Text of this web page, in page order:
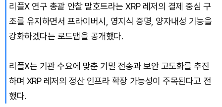
리플X 연구 총괄 안찰 말호트라는 XRP 레저의 결제 중심 구
조를 유지하면서 프라이버시, 영지식 증명, 양자내성 기능을
강화하겠다는 로드맵을 공개했다.
리플X는 기관 수요에 맞춘 기밀 전송과 보안 고도화를 추진
하며 XRP 레저의 정산 인프라 확장 가능성이 주목된다고 전
했다.